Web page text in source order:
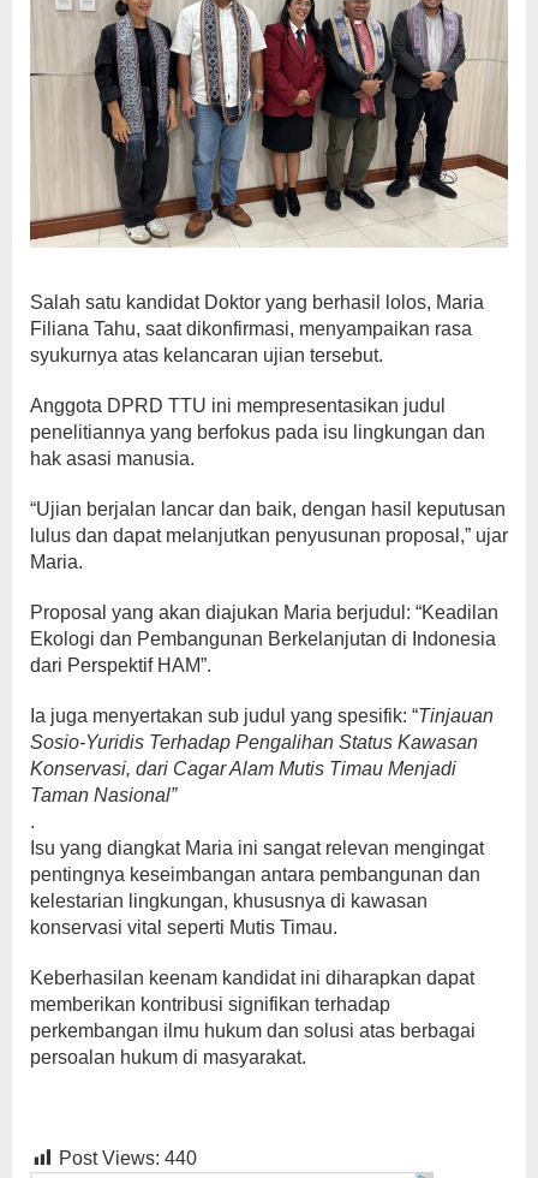
Salah satu kandidat Doktor yang berhasil lolos, Maria
Filiana Tahu, saat dikonfirmasi, menyampaikan rasa
syukurnya atas kelancaran ujian tersebut.
Anggota DPRD TTU ini mempresentasikan judul
penelitiannya yang berfokus pada isu lingkungan dan
hak asasi manusia.
“Ujian berjalan lancar dan baik, dengan hasil keputusan
lulus dan dapat melanjutkan penyusunan proposal,” ujar
Maria.
Proposal yang akan diajukan Maria berjudul: “Keadilan
Ekologi dan Pembangunan Berkelanjutan di Indonesia
dari Perspektif HAM”.
Ia juga menyertakan sub judul yang spesifik: “Tinjauan
Sosio-Yuridis Terhadap Pengalihan Status Kawasan
Konservasi, dari Cagar Alam Mutis Timau Menjadi
Taman Nasional”
.
Isu yang diangkat Maria ini sangat relevan mengingat
pentingnya keseimbangan antara pembangunan dan
kelestarian lingkungan, khususnya di kawasan
konservasi vital seperti Mutis Timau.
Keberhasilan keenam kandidat ini diharapkan dapat
memberikan kontribusi signifikan terhadap
perkembangan ilmu hukum dan solusi atas berbagai
persoalan hukum di masyarakat.
Post Views: 440